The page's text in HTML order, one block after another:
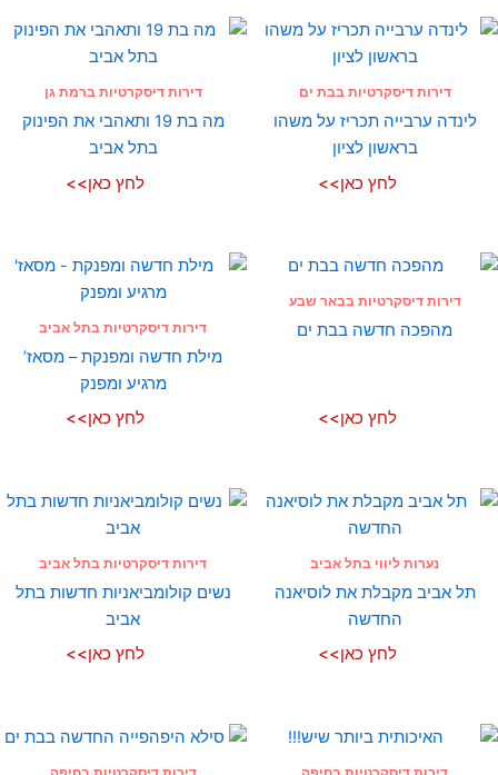
דירות דיסקרטיות בבת ים
לינדה ערבייה תכריז על משהו
בראשון לציון
לחץ כאן>>
דירות דיסקרטיות ברמת גן
מה בת 19 ותאהבי את הפינוק
בתל אביב
לחץ כאן>>
דירות דיסקרטיות בבאר שבע
מהפכה חדשה בבת ים
לחץ כאן>>
דירות דיסקרטיות בתל אביב
מילת חדשה ומפנקת – מסאז’
מרגיע ומפנק
לחץ כאן>>
נערות ליווי בתל אביב
תל אביב מקבלת את לוסיאנה
החדשה
לחץ כאן>>
דירות דיסקרטיות בתל אביב
נשים קולומביאניות חדשות בתל
אביב
לחץ כאן>>